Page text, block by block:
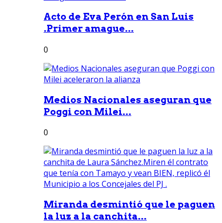
Acto de Eva Perón en San Luis
.Primer amague...
0
Medios Nacionales aseguran que
Poggi con Milei...
0
Miranda desmintió que le paguen
la luz a la canchita...